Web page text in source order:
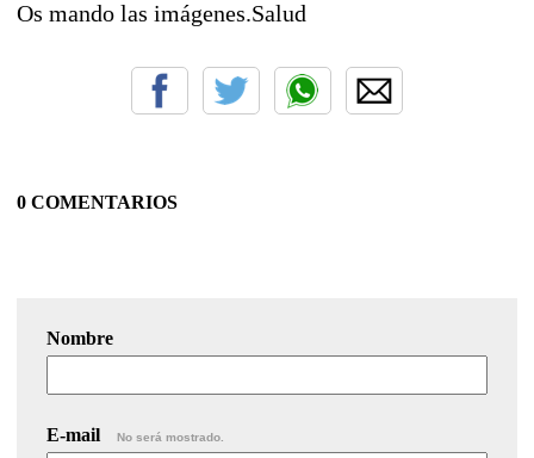
Os mando las imágenes.Salud
0 COMENTARIOS
Nombre
E-mail No será mostrado.